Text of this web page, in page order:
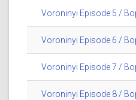
Voroninyi Episode 5 /
Voroninyi Episode 6 /
Voroninyi Episode 7 /
Voroninyi Episode 8 /